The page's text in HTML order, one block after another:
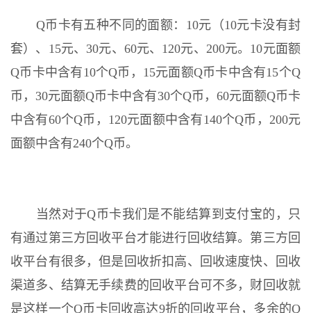
Q币卡有五种不同的面额：10元（10元卡没有封
套）、15元、30元、60元、120元、200元。10元面额
Q币卡中含有10个Q币，15元面额Q币卡中含有15个Q
币，30元面额Q币卡中含有30个Q币，60元面额Q币卡
中含有60个Q币，120元面额中含有140个Q币，200元
面额中含有240个Q币。
当然对于Q币卡我们是不能结算到支付宝的，只
有通过第三方回收平台才能进行回收结算。第三方回
收平台有很多，但是回收折扣高、回收速度快、回收
渠道多、结算无手续费的回收平台可不多，财回收就
是这样一个Q币卡回收高达9折的回收平台，多余的Q